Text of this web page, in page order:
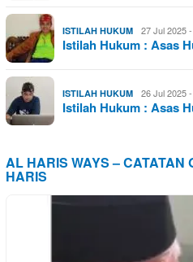
ISTILAH HUKUM 27 Jul 2025
Istilah Hukum : Asas
ISTILAH HUKUM 26 Jul 2025
Istilah Hukum : Asas
AL HARIS WAYS –
HARIS